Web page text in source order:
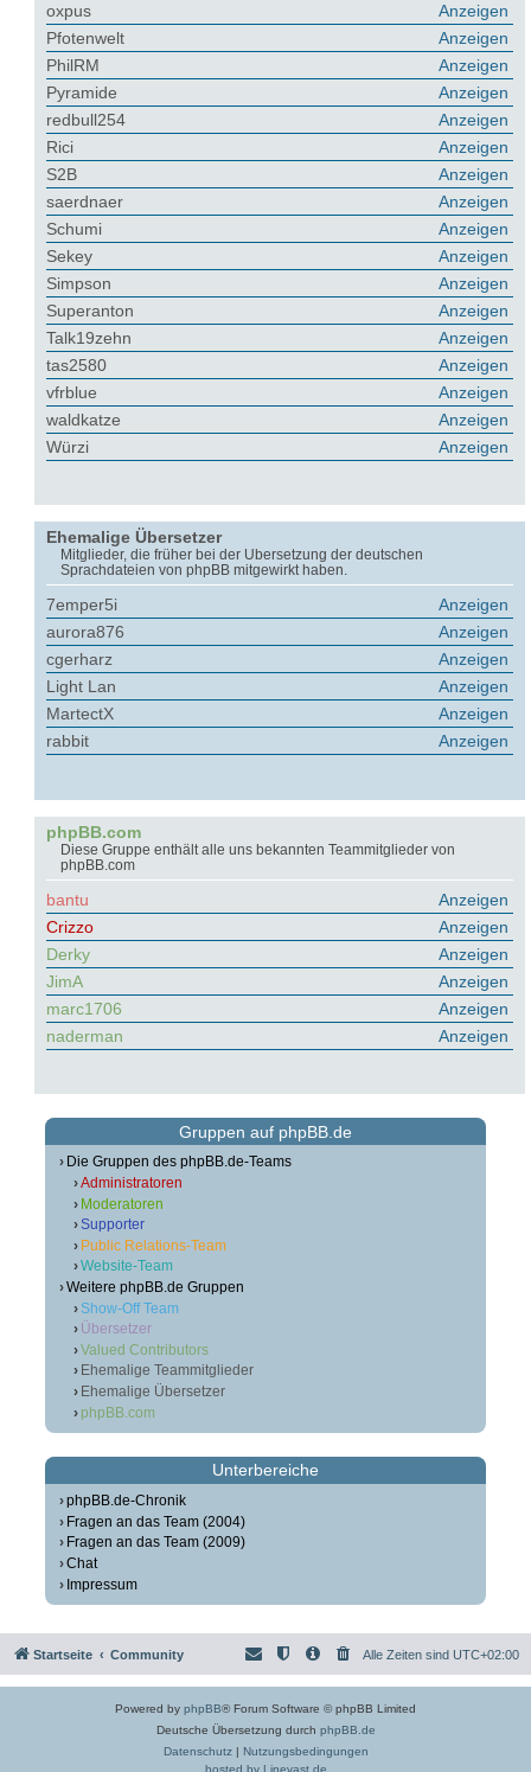
Anzeigen
oxpus
Anzeigen
Pfotenwelt
Anzeigen
PhilRM
Anzeigen
Pyramide
Anzeigen
redbull254
Anzeigen
Rici
Anzeigen
S2B
Anzeigen
saerdnaer
Anzeigen
Schumi
Anzeigen
Sekey
Anzeigen
Simpson
Anzeigen
Superanton
Anzeigen
Talk19zehn
Anzeigen
tas2580
Anzeigen
vfrblue
Anzeigen
waldkatze
Anzeigen
Würzi
Ehemalige Übersetzer
Mitglieder, die früher bei der Übersetzung der deutschen
Sprachdateien von phpBB mitgewirkt haben.
Anzeigen
7emper5i
Anzeigen
aurora876
Anzeigen
cgerharz
Anzeigen
Light Lan
Anzeigen
MartectX
Anzeigen
rabbit
phpBB.com
Diese Gruppe enthält alle uns bekannten Teammitglieder von
phpBB.com
Anzeigen
bantu
Anzeigen
Crizzo
Anzeigen
Derky
Anzeigen
JimA
Anzeigen
marc1706
Anzeigen
naderman
Gruppen auf phpBB.de
Die Gruppen des phpBB.de-Teams
Administratoren
Moderatoren
Supporter
Public Relations-Team
Website-Team
Weitere phpBB.de Gruppen
Show-Off Team
Übersetzer
Valued Contributors
Ehemalige Teammitglieder
Ehemalige Übersetzer
phpBB.com
Unterbereiche
phpBB.de-Chronik
Fragen an das Team (2004)
Fragen an das Team (2009)
Chat
Impressum
Startseite Community Alle Zeiten sind UTC+02:00
Powered by phpBB® Forum Software © phpBB Limited
Deutsche Übersetzung durch phpBB.de
Datenschutz| Nutzungsbedingungen
hosted by Linevast.de